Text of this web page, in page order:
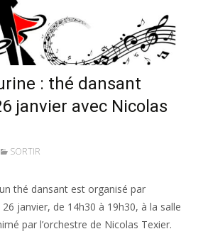
: thé dansant
janvier avec Nicolas
SORTIR
thé dansant est organisé par
janvier, de 14h30 à 19h30, à la salle
par l’orchestre de Nicolas Texier.